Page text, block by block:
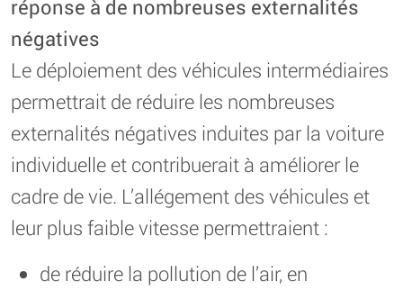
réponse à de nombreuses externalités
négatives
Le déploiement des véhicules intermédiaires
permettrait de réduire les nombreuses
externalités négatives induites par la voiture
individuelle et contribuerait à améliorer le
cadre de vie. L’allégement des véhicules et
leur plus faible vitesse permettraient :
de réduire la pollution de l’air, en